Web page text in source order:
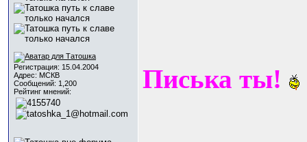
Регистрация: 15.04.2004
Адрес: МСКВ
Сообщений: 1,200
Рейтинг мнений:
Писька ты!